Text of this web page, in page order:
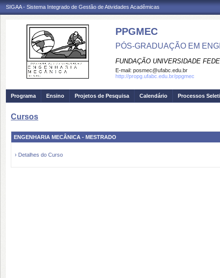
SIGAA - Sistema Integrado de Gestão de Atividades Acadêmicas
PPGMEC
PÓS-GRADUAÇÃO EM
FUNDAÇÃO UNIVERSIDADE
E-mail: posmec@ufabc.edu.br
http://propg.ufabc.edu.br/ppgmec
Programa Ensino Projetos de Pesquisa Calendário Processos
Cursos
ENGENHARIA MECÂNICA - MESTRADO
› Detalhes do Curso